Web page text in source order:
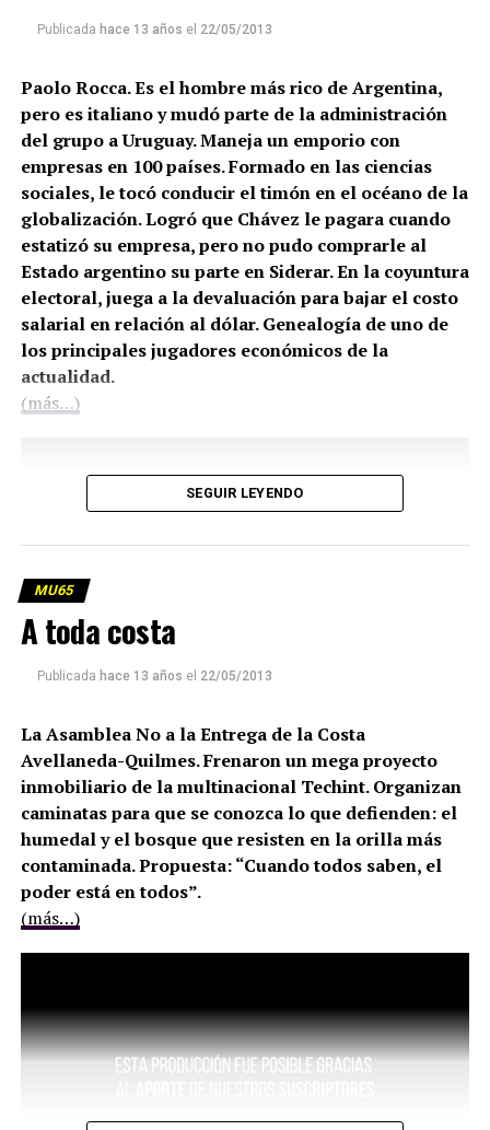
Publicada hace 13 años el 22/05/2013
Paolo Rocca. Es el hombre más rico de Argentina,
pero es italiano y mudó parte de la administración
del grupo a Uruguay. Maneja un emporio con
empresas en 100 países. Formado en las ciencias
sociales, le tocó conducir el timón en el océano de la
globalización. Logró que Chávez le pagara cuando
estatizó su empresa, pero no pudo comprarle al
Estado argentino su parte en Siderar. En la coyuntura
electoral, juega a la devaluación para bajar el costo
salarial en relación al dólar. Genealogía de uno de
los principales jugadores económicos de la
actualidad.
(más…)
SEGUIR LEYENDO
MU65
A toda costa
Publicada hace 13 años el 22/05/2013
La Asamblea No a la Entrega de la Costa
Avellaneda-Quilmes. Frenaron un mega proyecto
inmobiliario de la multinacional Techint. Organizan
caminatas para que se conozca lo que defienden: el
humedal y el bosque que resisten en la orilla más
contaminada. Propuesta: “Cuando todos saben, el
poder está en todos”.
(más…)